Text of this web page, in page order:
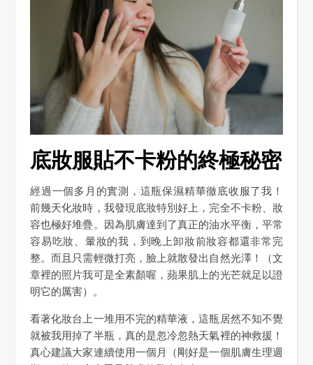
底妝服貼不卡粉的終極秘密
經過一個多月的實測，這瓶保濕精華徹底收服了我！
前幾天化妝時，我發現底妝特別好上，完全不卡粉、妝
容也極好堆疊。因為肌膚達到了真正的油水平衡，平常
容易吃妝、暈妝的我，到晚上卸妝前妝容都還非常完
整。而且只需輕微打亮，臉上就散發出自然光澤！（文
章裡的照片我可是全素顏喔，蘋果肌上的光芒就足以證
明它的厲害）。
看著化妝台上一堆用不完的精華液，這瓶居然不知不覺
就被我用掉了半瓶，真的是忽冷忽熱天氣裡的神救援！
真心建議大家連續使用一個月（剛好是一個肌膚生理週